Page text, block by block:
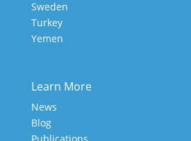
Sweden
Turkey
Yemen
Learn More
News
Blog